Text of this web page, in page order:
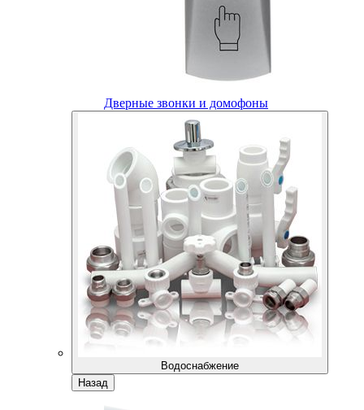
Дверные звонки и домофоны
Водоснабжение
Назад